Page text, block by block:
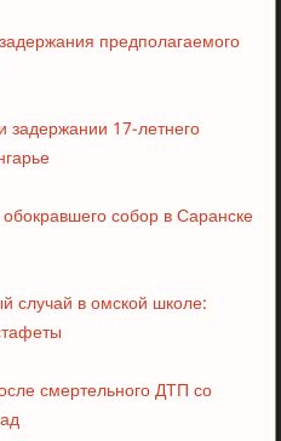
предполагаемого
задержании 17-летнего
собор в Саранске
случай в омской школе:
смертельного ДТП со